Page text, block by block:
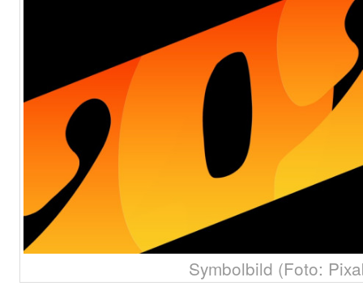
Symbolbild (Foto: